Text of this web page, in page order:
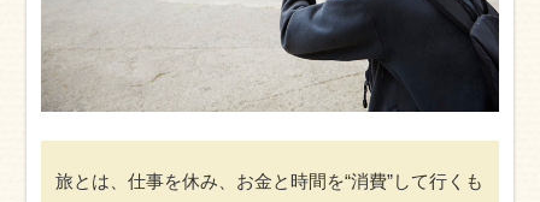
旅とは、仕事を休み、お金と時間を“消費”して行くも